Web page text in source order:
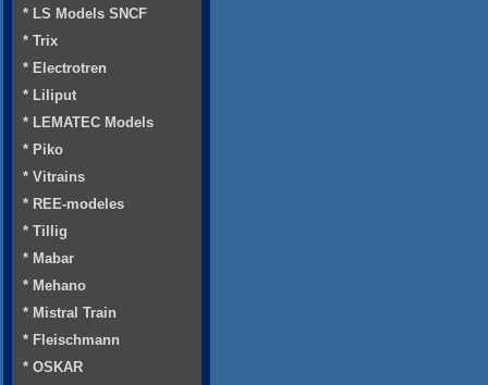
* LS Models SNCF
* Trix
* Electrotren
* Liliput
* LEMATEC Models
* Piko
* Vitrains
* REE-modeles
* Tillig
* Mabar
* Mehano
* Mistral Train
* Fleischmann
* OSKAR